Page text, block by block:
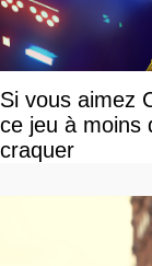
Si vous aimez
ce jeu à moins
craquer